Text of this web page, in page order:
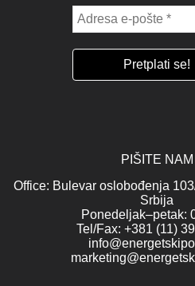
PIŠITE NAM
Office: Bulevar oslobođenja
Srbija
Ponedeljak–petak:
Tel/Fax: +381 (11)